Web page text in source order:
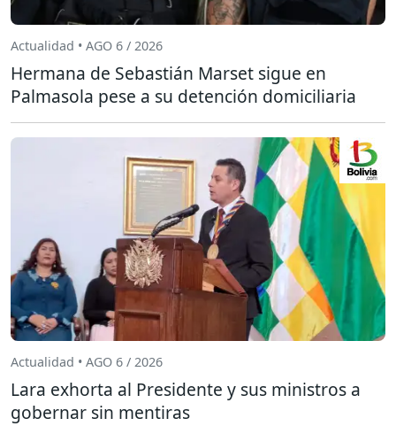
Actualidad • AGO 6 / 2026
Hermana de Sebastián Marset sigue en
Palmasola pese a su detención domiciliaria
Actualidad • AGO 6 / 2026
Lara exhorta al Presidente y sus ministros a
gobernar sin mentiras